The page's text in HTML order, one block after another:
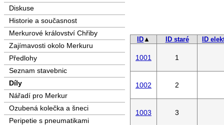
Diskuse
Historie a současnost
Merkurové království Chřiby
Zajímavosti okolo Merkuru
Předlohy
Seznam stavebnic
Díly
Nářadí pro Merkur
Ozubená kolečka a šneci
Peripetie s pneumatikami
ID ▲ ID staré ID
1001 1
1002 2
1003 3